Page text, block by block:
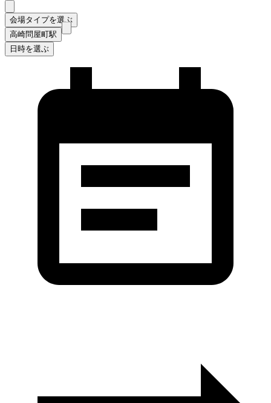
会場タイプを選ぶ
高崎問屋町駅
日時を選ぶ